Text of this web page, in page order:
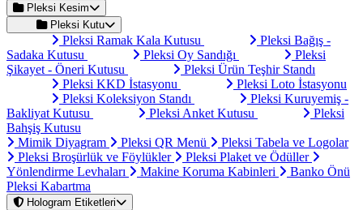
Pleksi Kesim
Pleksi Kutu
Pleksi Ramak Kala Kutusu
Pleksi Bağış -
Sadaka Kutusu
Pleksi Oy Sandığı
Pleksi
Şikayet - Öneri Kutusu
Pleksi Ürün Teşhir Standı
Pleksi KKD İstasyonu
Pleksi Loto İstasyonu
Pleksi Koleksiyon Standı
Pleksi Kuruyemiş -
Bakliyat Kutusu
Pleksi Anket Kutusu
Pleksi
Bahşiş Kutusu
Mimik Diyagram
Pleksi QR Menü
Pleksi Tabela ve Logolar
Pleksi Broşürlük ve Föylükler
Pleksi Plaket ve Ödüller
Yönlendirme Levhaları
Makine Koruma Kabinleri
Banko Önü
Pleksi Kabartma
Hologram Etiketleri